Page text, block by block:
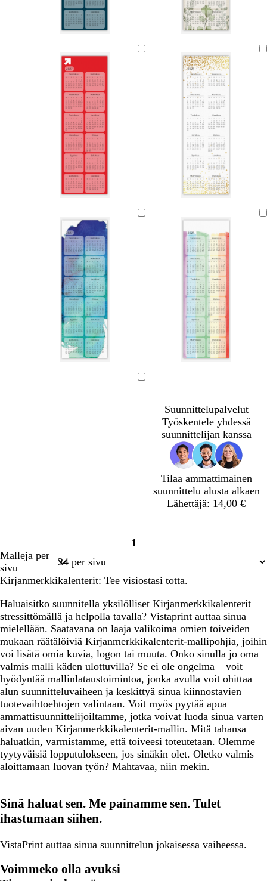
Suunnittelupalvelut
Työskentele yhdessä
suunnittelijan kanssa
Tilaa ammattimainen
suunnittelu alusta alkaen
Lähettäjä: 14,00 €
Sivu
1
Malleja per
sivu
Kirjanmerkkikalenterit: Tee visiostasi totta.
Haluaisitko suunnitella yksilölliset Kirjanmerkkikalenterit
stressittömällä ja helpolla tavalla? Vistaprint auttaa sinua
mielellään. Saatavana on laaja valikoima omien toiveiden
mukaan räätälöiviä Kirjanmerkkikalenterit-mallipohjia, joihin
voi lisätä omia kuvia, logon tai muuta. Onko sinulla jo oma
valmis malli käden ulottuvilla? Se ei ole ongelma – voit
hyödyntää mallinlataustoimintoa, jonka avulla voit ohittaa
alun suunnitteluvaiheen ja keskittyä sinua kiinnostavien
tuotevaihtoehtojen valintaan. Voit myös pyytää apua
ammattisuunnittelijoiltamme, jotka voivat luoda sinua varten
aivan uuden Kirjanmerkkikalenterit-mallin. Mitä tahansa
haluatkin, varmistamme, että toiveesi toteutetaan. Olemme
tyytyväisiä lopputulokseen, jos sinäkin olet. Oletko valmis
aloittamaan luovan työn? Mahtavaa, niin mekin.
Sinä haluat sen. Me painamme sen. Tulet
ihastumaan siihen.
VistaPrint auttaa sinua suunnittelun jokaisessa vaiheessa.
Voimmeko olla avuksi